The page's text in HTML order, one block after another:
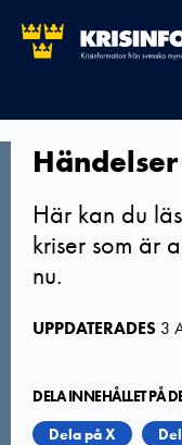
Här kan du
kriser som är
nu.
UPPDATERADES 3
DELA INNEHÅLLET PÅ
Dela på X